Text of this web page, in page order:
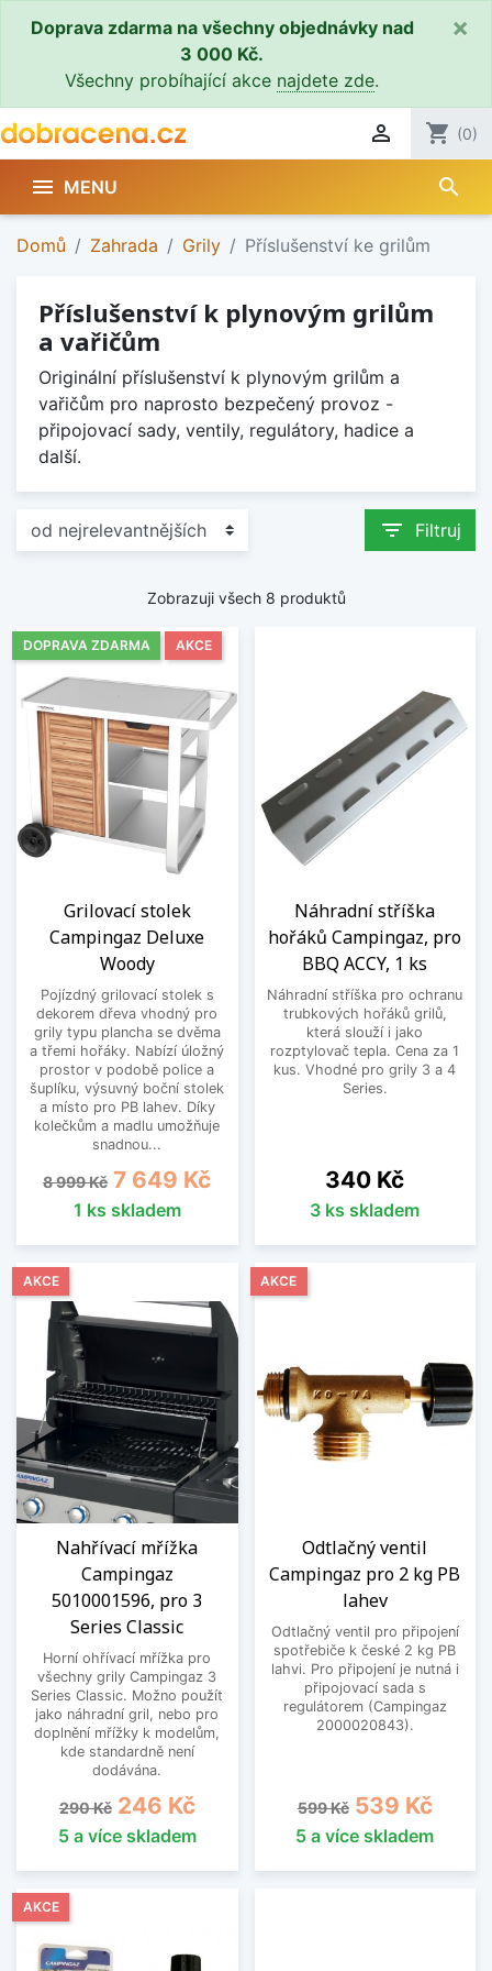
Doprava zdarma na všechny objednávky nad
3 000 Kč.
Všechny probíhající akce najdete zde.
×
 shopping_cart (0)
 MENU search
Domů Zahrada Grily Příslušenství ke grilům
Příslušenství k plynovým grilům
a vařičům
Originální příslušenství k plynovým grilům a
vařičům pro naprosto bezpečený provoz -
připojovací sady, ventily, regulátory, hadice a
další.
filter_list Filtruj
Zobrazuji všech 8 produktů
Grilovací stolek
Campingaz Deluxe
Woody
Pojízdný grilovací stolek s
dekorem dřeva vhodný pro
grily typu plancha se dvěma
a třemi hořáky. Nabízí úložný
prostor v podobě police a
šuplíku, výsuvný boční stolek
a místo pro PB lahev. Díky
kolečkům a madlu umožňuje
snadnou...
Běžná cena
8 999 Kč Cena
7 649 Kč
1 ks skladem
DOPRAVA ZDARMA AKCE
Náhradní stříška
hořáků Campingaz, pro
BBQ ACCY, 1 ks
Náhradní stříška pro ochranu
trubkových hořáků grilů,
která slouží i jako
rozptylovač tepla. Cena za 1
kus. Vhodné pro grily 3 a 4
Series.
Cena
340 Kč
3 ks skladem
Nahřívací mřížka
Campingaz
5010001596, pro 3
Series Classic
Horní ohřívací mřížka pro
všechny grily Campingaz 3
Series Classic. Možno použít
jako náhradní gril, nebo pro
doplnění mřížky k modelům,
kde standardně není
dodávána.
Běžná cena
290 Kč Cena
246 Kč
5 a více skladem
AKCE
Odtlačný ventil
Campingaz pro 2 kg PB
lahev
Odtlačný ventil pro připojení
spotřebiče k české 2 kg PB
lahvi. Pro připojení je nutná i
připojovací sada s
regulátorem (Campingaz
2000020843).
Běžná cena
599 Kč Cena
539 Kč
5 a více skladem
AKCE
AKCE